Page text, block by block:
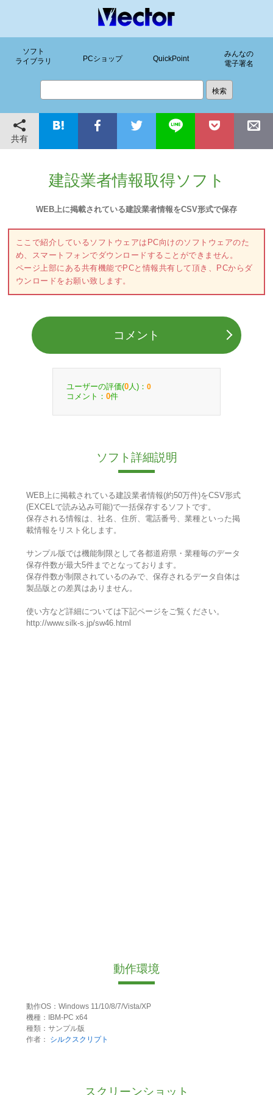
ソフト
ライブラリ
PCショップ QuickPoint
みんなの
電子署名
共有
建設業者情報取得ソフト
WEB上に掲載されている建設業者情報をCSV形式で保存
ここで紹介しているソフトウェアはPC向けのソフトウェアのた
め、スマートフォンでダウンロードすることができません。
ページ上部にある共有機能でPCと情報共有して頂き、PCからダ
ウンロードをお願い致します。
コメント
ユーザーの評価(0 人)： 0
コメント： 0件
ソフト詳細説明
WEB上に掲載されている建設業者情報(約50万件)をCSV形式
(EXCELで読み込み可能)で一括保存するソフトです。
保存される情報は、社名、住所、電話番号、業種といった掲
載情報をリスト化します。
サンプル版では機能制限として各都道府県・業種毎のデータ
保存件数が最大5件までとなっております。
保存件数が制限されているのみで、保存されるデータ自体は
製品版との差異はありません。
使い方など詳細については下記ページをご覧ください。
http://www.silk-s.jp/sw46.html
動作環境
動作OS：Windows 11/10/8/7/Vista/XP
機種：IBM-PC x64
種類：サンプル版
作者：
シルクスクリプト
スクリーンショット